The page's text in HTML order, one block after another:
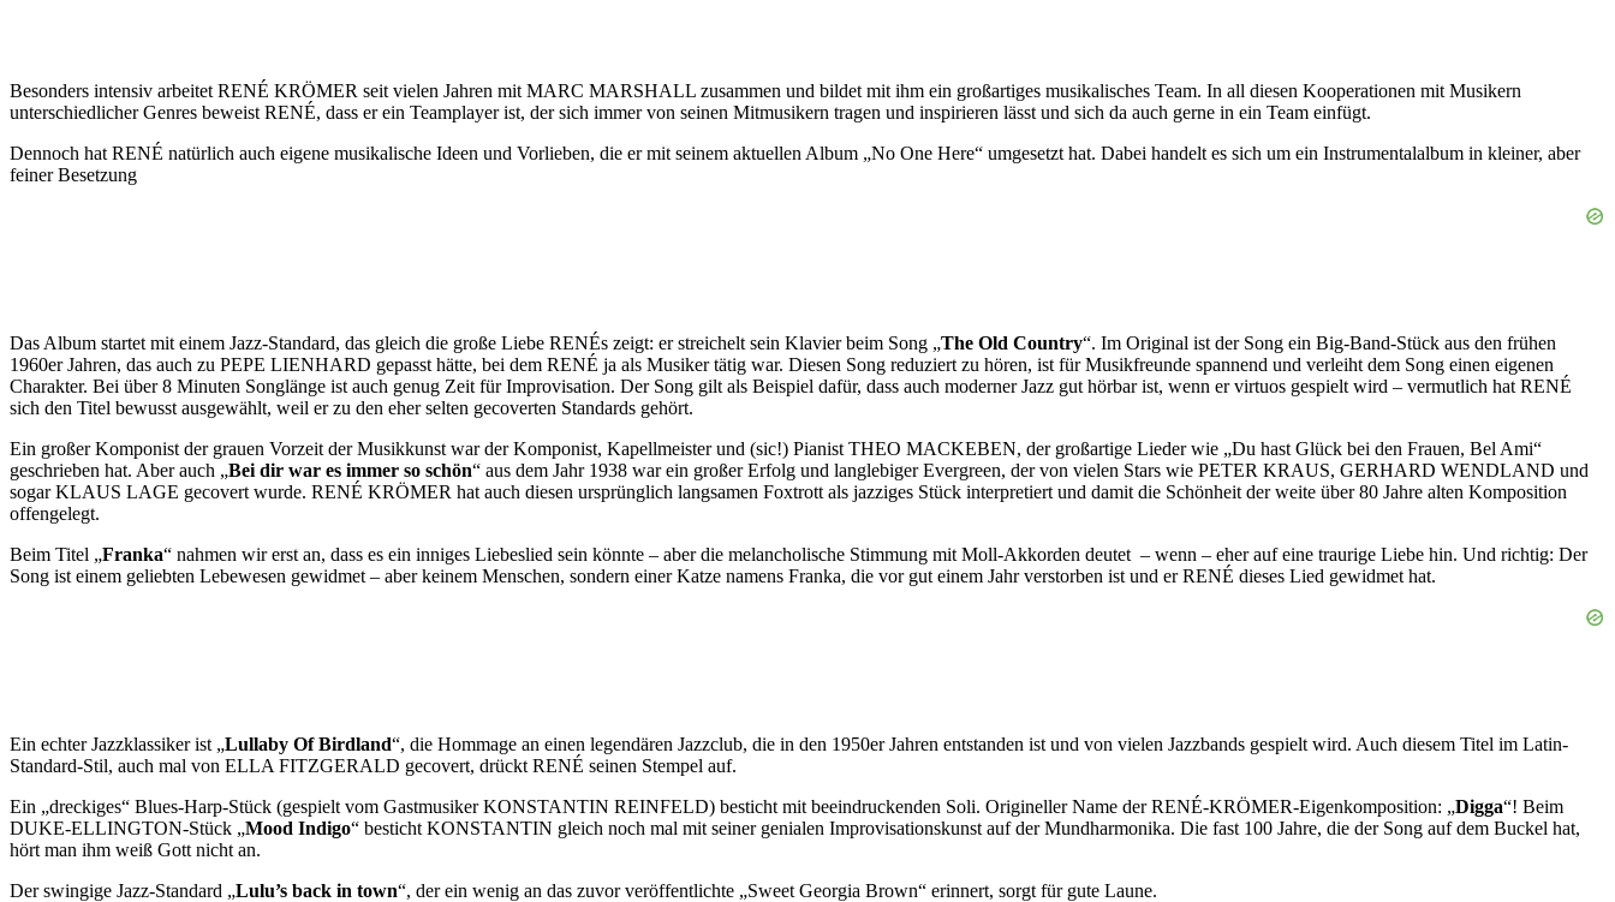
Besonders intensiv arbeitet RENÉ KRÖMER seit vielen Jahren mit MARC MARSHALL zusammen und bildet mit ihm ein großartiges musikalisches Team. In all diesen Kooperationen mit Musikern
unterschiedlicher Genres beweist RENÉ, dass er ein Teamplayer ist, der sich immer von seinen Mitmusikern tragen und inspirieren lässt und sich da auch gerne in ein Team einfügt.
Dennoch hat RENÉ natürlich auch eigene musikalische Ideen und Vorlieben, die er mit seinem aktuellen Album „No One Here“ umgesetzt hat. Dabei handelt es sich um ein Instrumentalalbum in kleiner, aber
feiner Besetzung
Das Album startet mit einem Jazz-Standard, das gleich die große Liebe RENÉs zeigt: er streichelt sein Klavier beim Song „The Old Country“. Im Original ist der Song ein Big-Band-Stück aus den frühen
1960er Jahren, das auch zu PEPE LIENHARD gepasst hätte, bei dem RENÉ ja als Musiker tätig war. Diesen Song reduziert zu hören, ist für Musikfreunde spannend und verleiht dem Song einen eigenen
Charakter. Bei über 8 Minuten Songlänge ist auch genug Zeit für Improvisation. Der Song gilt als Beispiel dafür, dass auch moderner Jazz gut hörbar ist, wenn er virtuos gespielt wird – vermutlich hat RENÉ
sich den Titel bewusst ausgewählt, weil er zu den eher selten gecoverten Standards gehört.
Ein großer Komponist der grauen Vorzeit der Musikkunst war der Komponist, Kapellmeister und (sic!) Pianist THEO MACKEBEN, der großartige Lieder wie „Du hast Glück bei den Frauen, Bel Ami“
geschrieben hat. Aber auch „Bei dir war es immer so schön“ aus dem Jahr 1938 war ein großer Erfolg und langlebiger Evergreen, der von vielen Stars wie PETER KRAUS, GERHARD WENDLAND und
sogar KLAUS LAGE gecovert wurde. RENÉ KRÖMER hat auch diesen ursprünglich langsamen Foxtrott als jazziges Stück interpretiert und damit die Schönheit der weite über 80 Jahre alten Komposition
offengelegt.
Beim Titel „Franka“ nahmen wir erst an, dass es ein inniges Liebeslied sein könnte – aber die melancholische Stimmung mit Moll-Akkorden deutet – wenn – eher auf eine traurige Liebe hin. Und richtig: Der
Song ist einem geliebten Lebewesen gewidmet – aber keinem Menschen, sondern einer Katze namens Franka, die vor gut einem Jahr verstorben ist und er RENÉ dieses Lied gewidmet hat.
Ein echter Jazzklassiker ist „Lullaby Of Birdland“, die Hommage an einen legendären Jazzclub, die in den 1950er Jahren entstanden ist und von vielen Jazzbands gespielt wird. Auch diesem Titel im Latin-
Standard-Stil, auch mal von ELLA FITZGERALD gecovert, drückt RENÉ seinen Stempel auf.
Ein „dreckiges“ Blues-Harp-Stück (gespielt vom Gastmusiker KONSTANTIN REINFELD) besticht mit beeindruckenden Soli. Origineller Name der RENÉ-KRÖMER-Eigenkomposition: „Digga“! Beim
DUKE-ELLINGTON-Stück „Mood Indigo“ besticht KONSTANTIN gleich noch mal mit seiner genialen Improvisationskunst auf der Mundharmonika. Die fast 100 Jahre, die der Song auf dem Buckel hat,
hört man ihm weiß Gott nicht an.
Der swingige Jazz-Standard „Lulu’s back in town“, der ein wenig an das zuvor veröffentlichte „Sweet Georgia Brown“ erinnert, sorgt für gute Laune.